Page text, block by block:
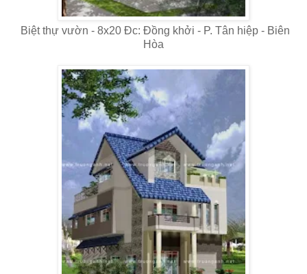
Biệt thự vườn - 8x20 Đc: Đồng khởi - P. Tân hiệp - Biên
Hòa